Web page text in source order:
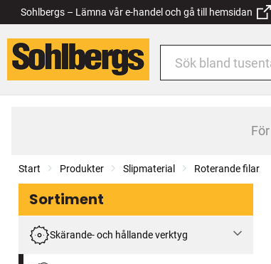
Sohlbergs – Lämna vår e-handel och gå till hemsidan
Start Produkter Slipmaterial Roterande filar
Sortiment
Skärande- och hållande verktyg